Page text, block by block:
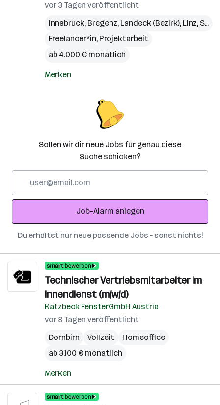
vor 3 Tagen veröffentlicht
Innsbruck, Bregenz, Landeck (Bezirk), Linz, St. Pölten
Freelancer*in, Projektarbeit
ab 4.000 € monatlich
Merken
Sollen wir dir neue Jobs für genau diese
Suche schicken?
Adresse
Job-Alarm anlegen
Du erhältst nur neue passende Jobs – sonst nichts!
Technischer Vertriebsmitarbeiter im
Innendienst (m/w/d)
Katzbeck FensterGmbH Austria
vor 3 Tagen veröffentlicht
Dornbirn
Vollzeit
Homeoffice
ab 3.100 € monatlich
Merken